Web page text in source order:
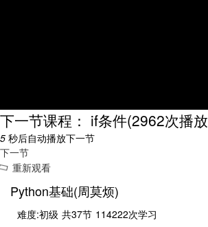
下一节课程： if条件(2962次播
5 秒后自动播放下一节
下一节
重新观看
Python基础(周莫烦)
难度:初级 共37节 114222次学习